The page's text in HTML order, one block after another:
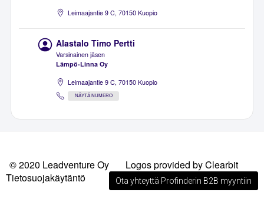
Leimaajantie 9 C, 70150 Kuopio
Alastalo Timo Pertti
Varsinainen jäsen
Lämpö-Linna Oy
Leimaajantie 9 C, 70150 Kuopio
NÄYTÄ NUMERO
© 2020 Leadventure Oy
Logos provided by Clearbit
Tietosuojakäytäntö
Ota yhteyttä Profinderin B2B myyntiin